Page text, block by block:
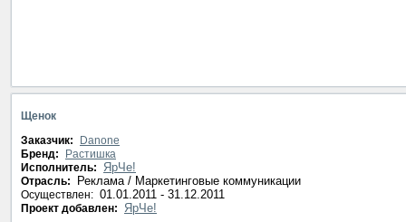
Щенок
Заказчик:
Danone
Бренд:
Растишка
Исполнитель:
ЯрЧе!
Отрасль: Реклама / Маркетинговые коммуникации
Осуществлен: 01.01.2011 - 31.12.2011
Проект добавлен: ЯрЧе!